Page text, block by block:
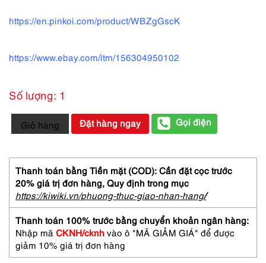
https://en.pinkoi.com/product/WBZgGscK
https://www.ebay.com/itm/156304950102
Số lượng: 1
5442-
Túi
tay-
LA
MODA
Hasegawa
Tokyo
horse
hair
handbag-
Đã
Giỏ hàng Đặt hàng ngay Gọi điện
Thanh toán bằng Tiền mặt (COD): Cần đặt cọc trước
20% giá trị đơn hàng, Quy định trong mục
https://kiwiki.vn/phuong-thuc-giao-nhan-hang/
Thanh toán 100% trước bằng chuyển khoản ngân hàng:
Nhập mã CKNH/cknh vào ô "MÃ GIẢM GIÁ" để được
giảm 10% giá trị đơn hàng